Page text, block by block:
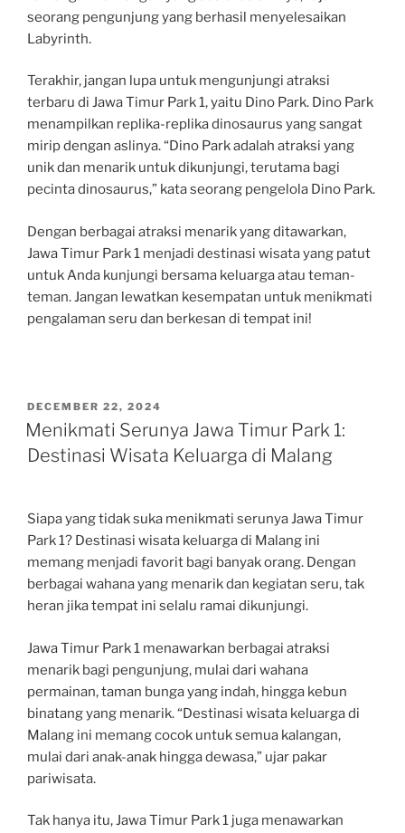
seorang pengunjung yang berhasil menyelesaikan
Labyrinth.
Terakhir, jangan lupa untuk mengunjungi atraksi
terbaru di Jawa Timur Park 1, yaitu Dino Park. Dino Park
menampilkan replika-replika dinosaurus yang sangat
mirip dengan aslinya. “Dino Park adalah atraksi yang
unik dan menarik untuk dikunjungi, terutama bagi
pecinta dinosaurus,” kata seorang pengelola Dino Park.
Dengan berbagai atraksi menarik yang ditawarkan,
Jawa Timur Park 1 menjadi destinasi wisata yang patut
untuk Anda kunjungi bersama keluarga atau teman-
teman. Jangan lewatkan kesempatan untuk menikmati
pengalaman seru dan berkesan di tempat ini!
POSTED
ON
DECEMBER 22, 2024
Menikmati Serunya Jawa Timur Park 1:
Destinasi Wisata Keluarga di Malang
Siapa yang tidak suka menikmati serunya Jawa Timur
Park 1? Destinasi wisata keluarga di Malang ini
memang menjadi favorit bagi banyak orang. Dengan
berbagai wahana yang menarik dan kegiatan seru, tak
heran jika tempat ini selalu ramai dikunjungi.
Jawa Timur Park 1 menawarkan berbagai atraksi
menarik bagi pengunjung, mulai dari wahana
permainan, taman bunga yang indah, hingga kebun
binatang yang menarik. “Destinasi wisata keluarga di
Malang ini memang cocok untuk semua kalangan,
mulai dari anak-anak hingga dewasa,” ujar pakar
pariwisata.
Tak hanya itu, Jawa Timur Park 1 juga menawarkan